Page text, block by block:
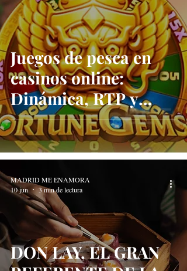
Juegos de pesca en
casinos online:
Dinámica, RTP y
perfil del jugador
DON LAY, EL GRAN
MADRID ME ENAMORA
10 jun
3 min de lectura